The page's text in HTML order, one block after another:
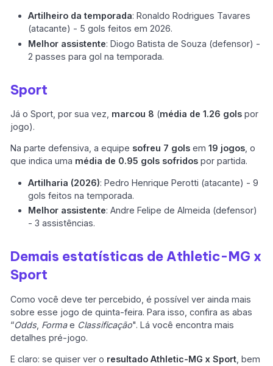
Artilheiro da temporada: Ronaldo Rodrigues Tavares
(atacante) - 5 gols feitos em 2026.
Melhor assistente: Diogo Batista de Souza (defensor) -
2 passes para gol na temporada.
Sport
Já o Sport, por sua vez, marcou 8 (média de 1.26 gols por
jogo).
Na parte defensiva, a equipe sofreu 7 gols em19 jogos, o
que indica uma média de 0.95 gols sofridos por partida.
Artilharia (2026): Pedro Henrique Perotti (atacante) - 9
gols feitos na temporada.
Melhor assistente: Andre Felipe de Almeida (defensor)
- 3 assistências.
Demais estatísticas de Athletic-MG x
Sport
Como você deve ter percebido, é possível ver ainda mais
sobre esse jogo de quinta-feira. Para isso, confira as abas
“Odds Formae Classificação". Lá você encontra mais
detalhes pré-jogo.
E claro: se quiser ver o resultado Athletic-MG x Sport , bem